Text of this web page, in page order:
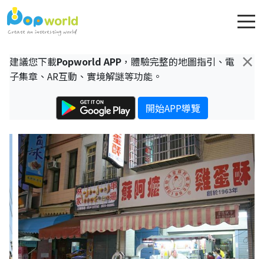
×
建議您下載Popworld APP ，體驗完整的地圖指引、電
子集章、AR互動、實境解謎等功能。
開始APP導覽